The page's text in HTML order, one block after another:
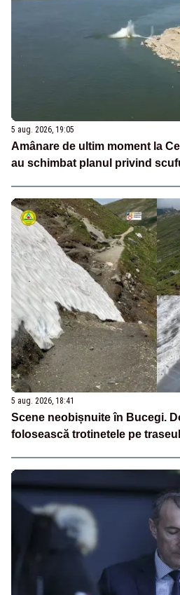
5 aug. 2026, 19:05
Amânare de ultim moment la
au schimbat planul privind
5 aug. 2026, 18:41
Scene neobișnuite în Bucegi.
folosească trotinetele pe